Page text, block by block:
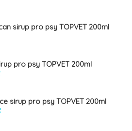
sirup pro psy TOPVET 200ml
pro psy TOPVET 200ml
sirup pro psy TOPVET 200ml